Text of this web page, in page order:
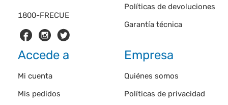
1800-FRECUE
Políticas de devoluciones
Garantía técnica
Accede a
Mi cuenta
Mis pedidos
Empresa
Quiénes somos
Políticas de privacidad